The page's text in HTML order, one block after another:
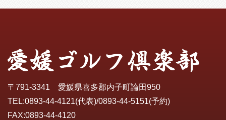
〒791-3341 愛媛県喜多郡内子町論田950
TEL:0893-44-4121(代表)/0893-44-5151(予約)
FAX:0893-44-4120